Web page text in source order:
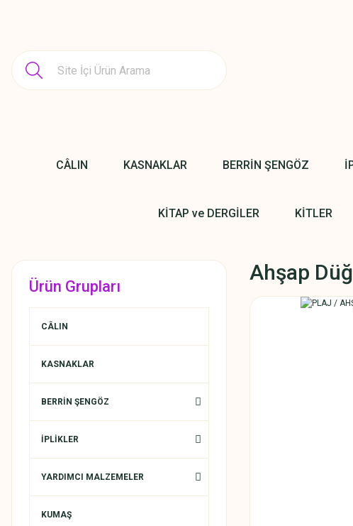
CÂLIN KASNAKLAR BERRİN ŞENGÖZ
KİTAP ve DERGİLER KİTLER
Ürün Grupları
CÂLIN
KASNAKLAR
BERRİN ŞENGÖZ
İPLİKLER
YARDIMCI MALZEMELER
KUMAŞ
Ahşap